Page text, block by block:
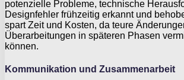
potenzielle Probleme, technische
Designfehler frühzeitig erkannt und
spart Zeit und Kosten, da teure
Überarbeitungen in späteren Phasen
können.
Kommunikation und Zusammenarbeit